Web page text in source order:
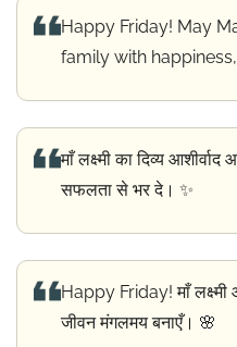
Happy Friday! May
family with
माँ लक्ष्मी का दिव्य
सफलता से भर दे। ✨
Happy Friday! माँ लक्ष्मी
जीवन मंगलमय बनाएँ। 🌸